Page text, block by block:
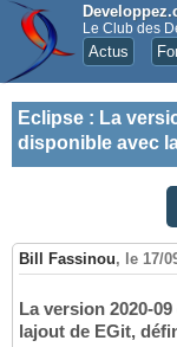
Le Club des
Actus
Eclipse : La
disponible avec
Bill Fassinou, le 17/
La version 2020-
lajout de EGit,